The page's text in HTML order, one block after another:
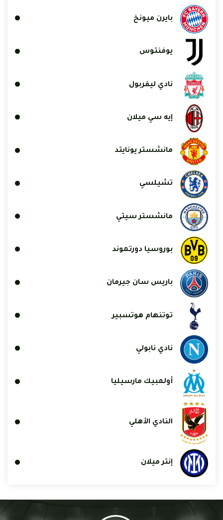
بايرن ميونخ
يوفنتوس
نادي ليفربول
إيه سي ميلان
مانشستر يونايتد
تشيلسي
مانشستر سيتي
بوروسيا دورتموند
باريس سان جيرمان
توتنهام هوتسبير
نادي نابولي
أولمبيك مارسيليا
النادي الأهلي
إنتر ميلان